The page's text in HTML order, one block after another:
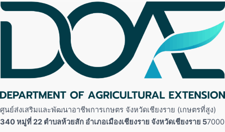
ศูนย์ส่งเสริมและพัฒนาอาชีพการเกษตร จังหวัดเชียงราย (เกษตรที่สูง)
340 หมู่ที่ 22 ตำบลห้วยสัก อำเภอเมืองเชียงราย จังหวัดเชียงราย 57000